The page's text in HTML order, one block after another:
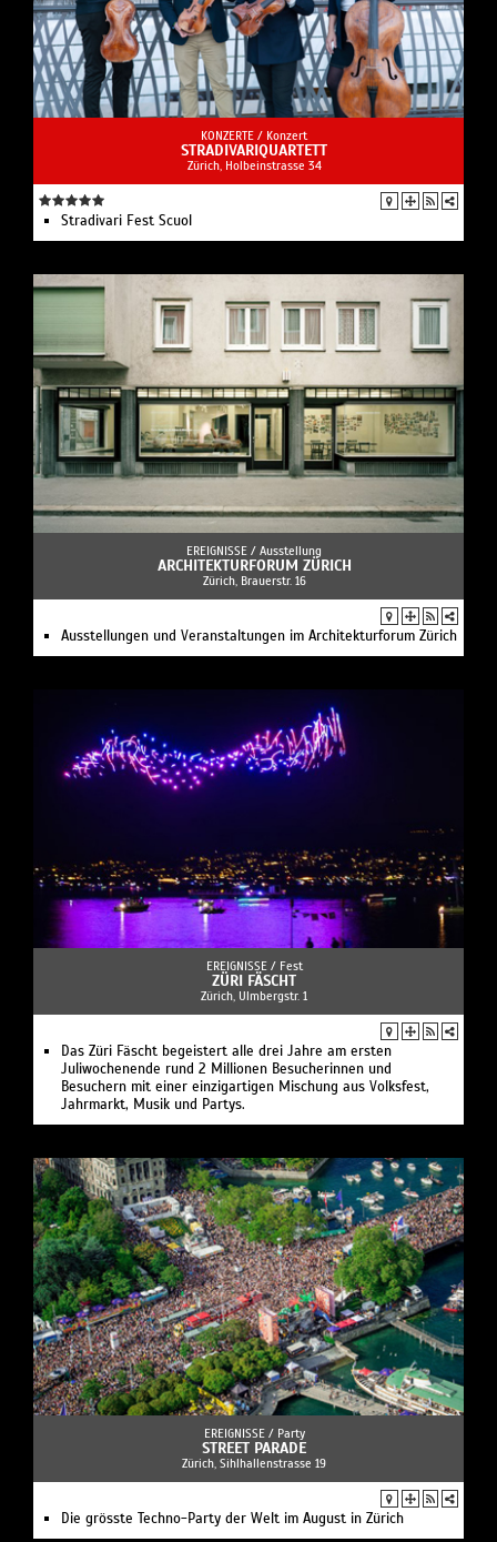
KONZERTE / Konzert
STRADIVARIQUARTETT
Zürich, Holbeinstrasse 34
Stradivari Fest Scuol
EREIGNISSE / Ausstellung
ARCHITEKTURFORUM ZÜRICH
Zürich, Brauerstr. 16
Ausstellungen und Veranstaltungen im Architekturforum Zürich
EREIGNISSE / Fest
ZÜRI FÄSCHT
Zürich, Ulmbergstr. 1
Das Züri Fäscht begeistert alle drei Jahre am ersten
Juliwochenende rund 2 Millionen Besucherinnen und
Besuchern mit einer einzigartigen Mischung aus Volksfest,
Jahrmarkt, Musik und Partys.
EREIGNISSE / Party
STREET PARADE
Zürich, Sihlhallenstrasse 19
Die grösste Techno-Party der Welt im August in Zürich